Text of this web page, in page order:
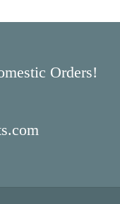
Orders!